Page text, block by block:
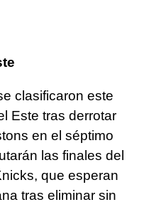
clasificaron este
Este tras derrotar
en el séptimo
las finales del
que esperan
tras eliminar sin